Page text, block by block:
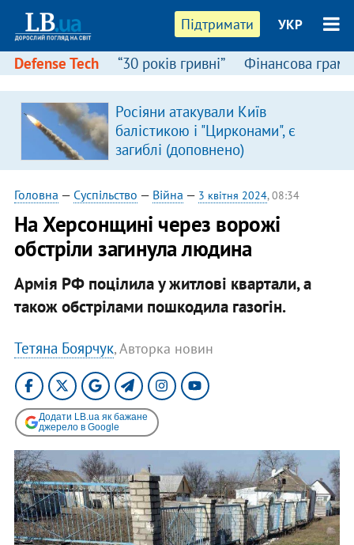
Підтримати УКР
Defense Tech “30 років гривні” Фінансова
Росіяни атакували Київ
балістикою і "Цирконами", є
загиблі (доповнено)
Головна — Суспільство — Війна — 3 квітня 2024, 08:34
На Херсонщині через ворожі
обстріли загинула людина
Армія РФ поцілила у житлові квартали, а
також обстрілами пошкодила газогін.
Тетяна Боярчук, Авторка новин
Додати LB.ua як бажане
джерело в Google